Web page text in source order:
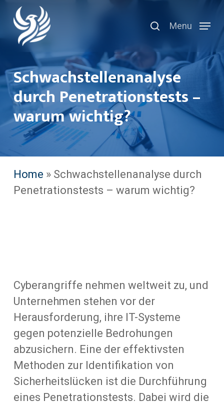
Skip
main
content
search
Menu
Schwachstellenanalyse
durch Penetrationstests –
warum wichtig?
Home » Schwachstellenanalyse durch
Penetrationstests – warum wichtig?
Cyberangriffe nehmen weltweit zu, und
Unternehmen stehen vor der
Herausforderung, ihre IT-Systeme
gegen potenzielle Bedrohungen
abzusichern. Eine der effektivsten
Methoden zur Identifikation von
Sicherheitslücken ist die Durchführung
eines Penetrationstests. Dabei wird die